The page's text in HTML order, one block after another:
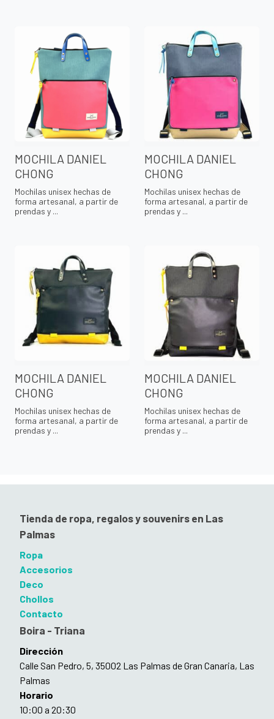
MOCHILA DANIEL
CHONG
Mochilas unisex hechas de
forma artesanal, a partir de
prendas y ...
MOCHILA DANIEL
CHONG
Mochilas unisex hechas de
forma artesanal, a partir de
prendas y ...
MOCHILA DANIEL
CHONG
Mochilas unisex hechas de
forma artesanal, a partir de
prendas y ...
MOCHILA DANIEL
CHONG
Mochilas unisex hechas de
forma artesanal, a partir de
prendas y ...
Tienda de ropa, regalos y souvenirs en Las
Palmas
Ropa
Accesorios
Deco
Chollos
Contacto
Boira - Triana
Dirección
Calle San Pedro, 5, 35002 Las Palmas de Gran Canaria, Las
Palmas
Horario
10:00 a 20:30